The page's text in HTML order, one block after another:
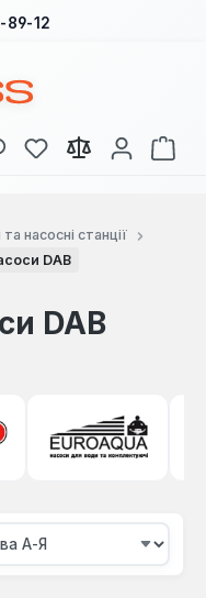
89-12
У вас є 0 у списку
насосні станції
DAB
DAB